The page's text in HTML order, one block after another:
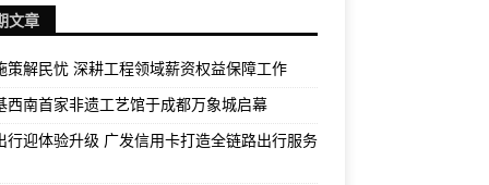
文章
策解民忧 深耕工程领域薪资权益保障工作
西南首家非遗工艺馆于成都万象城启幕
行迎体验升级 广发信用卡打造全链路出行服务